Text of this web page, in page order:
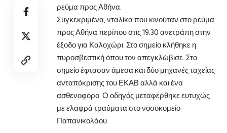
ρεύμα προς Αθήνα.
Συγκεκριμένα, νταλίκα που κινούταν στο ρεύμα
προς Αθήνα περίπου στις 19:30 ανετράπη στην
έξοδο για Καλοχώρι. Στο σημείο κλήθηκε η
πυροσβεστική όπου τον απεγκλώβισε. Στο
σημείο έφτασαν άμεσα και δύο μηχανές ταχείας
ανταπόκρισης του ΕΚΑΒ αλλά και ένα
ασθενοφόρο. Ο οδηγός μεταφέρθηκε ευτυχώς
με ελαφρά τραύματα στο νοσοκομείο
Παπανικολάου.